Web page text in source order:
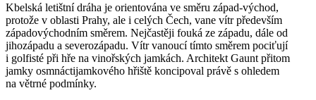
Kbelská letištní dráha je orientována ve směru západ-východ,
protože v oblasti Prahy, ale i celých Čech, vane vítr především
západovýchodním směrem. Nejčastěji fouká ze západu, dále od
jihozápadu a severozápadu. Vítr vanoucí tímto směrem pociťují
i golfisté při hře na vinořských jamkách. Architekt Gaunt přitom
jamky osmnáctijamkového hřiště koncipoval právě s ohledem
na větrné podmínky.